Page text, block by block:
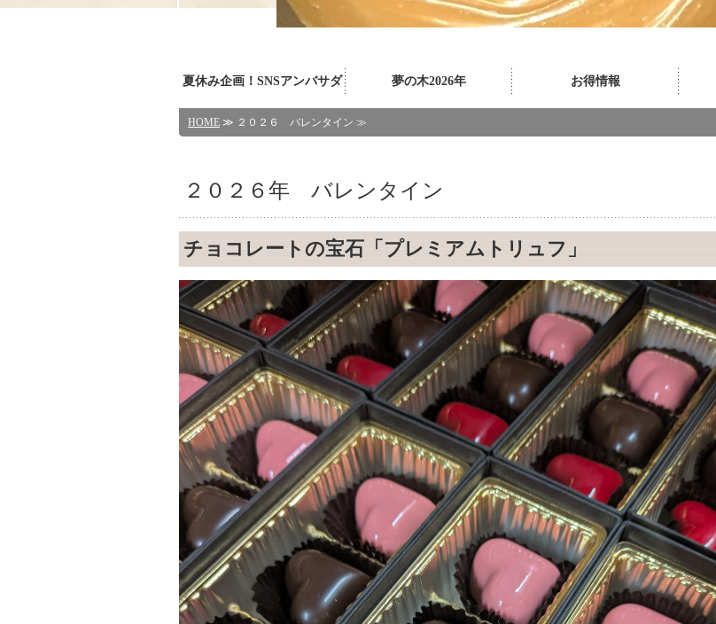
夏休み企画！SNSアンバサダ 夢の木2026年 お得情報
HOME ≫ ２０２６ バレンタイン ≫
２０２６年 バレンタイン
チョコレートの宝石「プレミアムトリュフ」